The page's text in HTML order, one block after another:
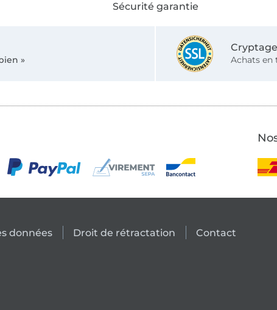
Sécurité garantie
»
Cryptage
Achats en
données Droit de rétractation Contact